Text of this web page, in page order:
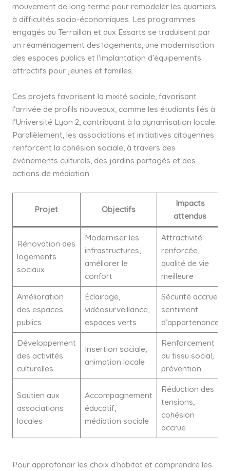
mouvement de long terme pour remodeler les quartiers
à difficultés socio-économiques. Les programmes
engagés au Terraillon et aux Essarts se traduisent par
un réaménagement des logements, une modernisation
des espaces publics et l’implantation d’équipements
attractifs pour jeunes et familles.
Ces projets favorisent la mixité sociale, favorisant
l’arrivée de profils nouveaux, comme les étudiants liés à
l’Université Lyon 2, contribuant à la dynamisation locale.
Parallèlement, les associations et initiatives citoyennes
renforcent la cohésion sociale, à travers des
événements culturels, des jardins partagés et des
actions de médiation.
Projet Objectifs
Impacts
attendus
Rénovation des
logements
sociaux
Moderniser les
infrastructures,
améliorer le
confort
Attractivité
renforcée,
qualité de vie
meilleure
Amélioration
des espaces
publics
Éclairage,
vidéosurveillance,
espaces verts
Sécurité accrue,
sentiment
d’appartenance
Développement
des activités
culturelles
Insertion sociale,
animation locale
Renforcement
du tissu social,
prévention
Soutien aux
associations
locales
Accompagnement
éducatif,
médiation sociale
Réduction des
tensions,
cohésion
accrue
Pour approfondir les choix d’habitat et comprendre les